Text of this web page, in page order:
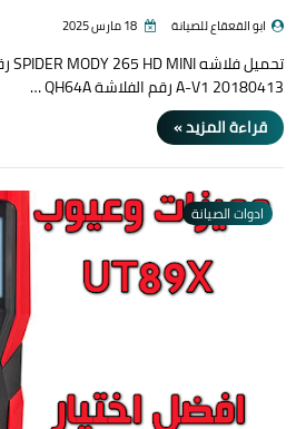
ابو القعقاع للصيانة
A-V1 20180413 رقم الفلاشة QH64A …
قراءة المزيد »
ادوات الصيانة